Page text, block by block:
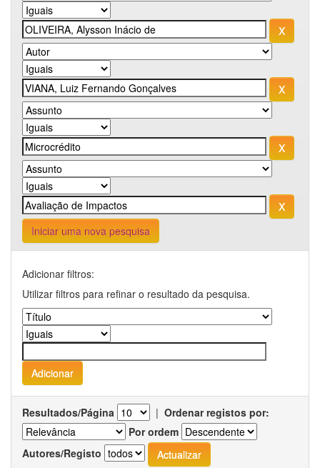
Iniciar uma nova pesquisa
Adicionar filtros:
Utilizar filtros para refinar o resultado da pesquisa.
Resultados/Página | Ordenar registos por:
Por ordem
Autores/Registo